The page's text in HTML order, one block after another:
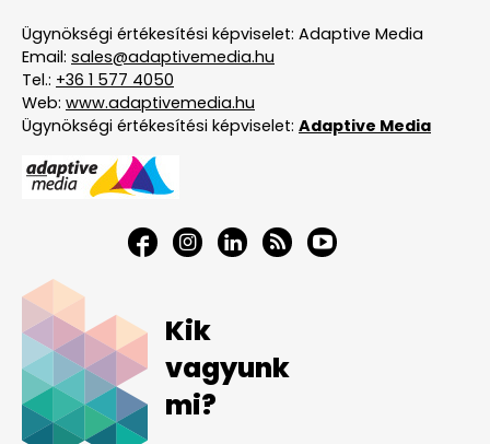
Ügynökségi értékesítési képviselet: Adaptive Media
Email: sales@adaptivemedia.hu
Tel.: +36 1 577 4050
Web: www.adaptivemedia.hu
Ügynökségi értékesítési képviselet: Adaptive Media
Kik
vagyunk
mi?